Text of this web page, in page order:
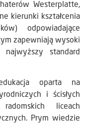
Westerplatte,
kierunki kształcenia
odpowiadające
zapewniają wysoki
standard
oparta na
i ścisłych
liceach
Prym wiedzie